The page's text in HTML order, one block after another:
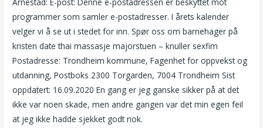
programmer som samler e-postadresser. I årets kalender
velger vi å se ut i stedet for inn. Spør oss om barnehager på
kristen date thai massasje majorstuen – knuller sexfim
Postadresse: Trondheim kommune, Fagenhet for oppvekst og
utdanning, Postboks 2300 Torgarden, 7004 Trondheim Sist
oppdatert: 16.09.2020 En gang er jeg ganske sikker på at det
ikke var noen skade, men andre gangen var det min egen feil
at jeg ikke hadde sjekket godt nok.